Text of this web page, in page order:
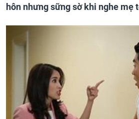
hôn nhưng sững sờ khi nghe mẹ